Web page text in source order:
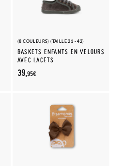
(8 COULEURS) (TAILLE 21 - 42)
BASKETS ENFANTS EN VELOURS
AVEC LACETS
39,95€